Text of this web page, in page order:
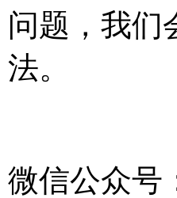
问题， 我们
法。
微信公众号